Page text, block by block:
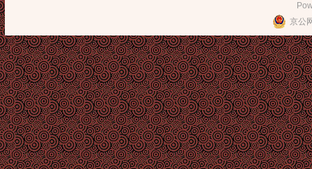
京公